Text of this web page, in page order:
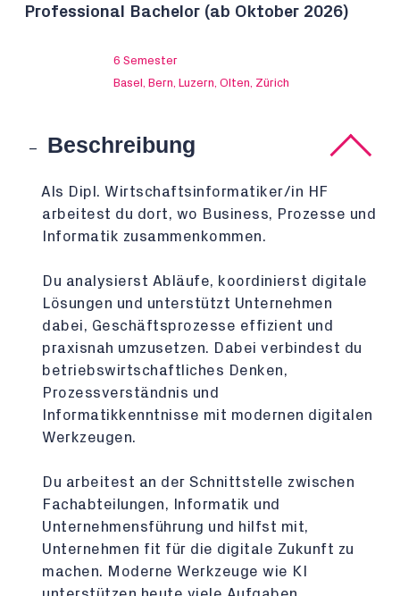
Professional Bachelor (ab Oktober 2026)
6 Semester
Basel, Bern, Luzern, Olten, Zürich
Beschreibung
Als Dipl. Wirtschaftsinformatiker/in HF
arbeitest du dort, wo Business, Prozesse und
Informatik zusammenkommen.
Du analysierst Abläufe, koordinierst digitale
Lösungen und unterstützt Unternehmen
dabei, Geschäftsprozesse effizient und
praxisnah umzusetzen. Dabei verbindest du
betriebswirtschaftliches Denken,
Prozessverständnis und
Informatikkenntnisse mit modernen digitalen
Werkzeugen.
Du arbeitest an der Schnittstelle zwischen
Fachabteilungen, Informatik und
Unternehmensführung und hilfst mit,
Unternehmen fit für die digitale Zukunft zu
machen. Moderne Werkzeuge wie KI